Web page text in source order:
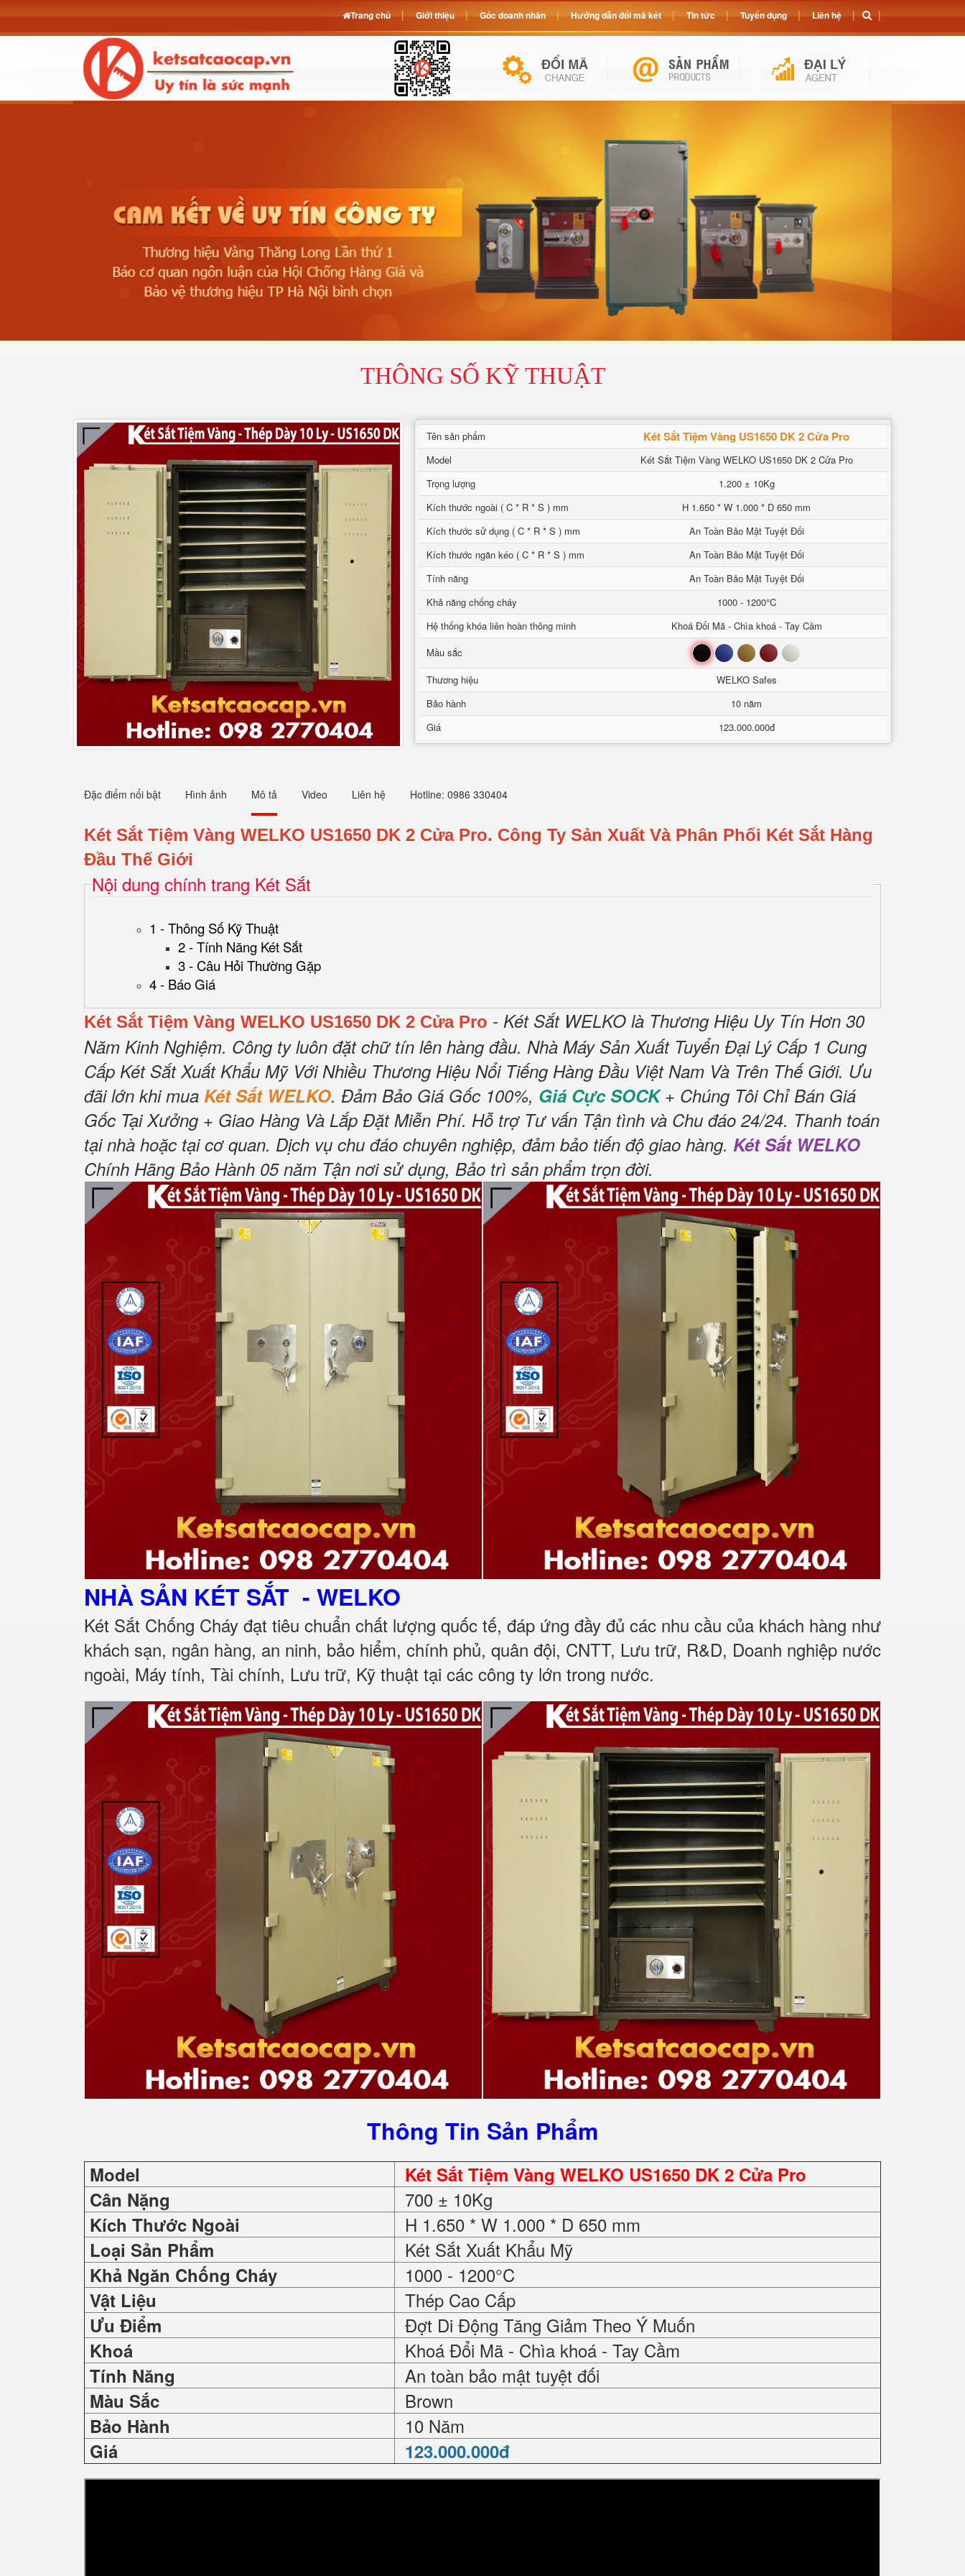
THÔNG SỐ KỸ THUẬT
Tên sản phẩm Két Sắt Tiệm Vàng US1650 DK 2 Cửa Pro
Model
Két Sắt Tiệm Vàng WELKO US1650 DK 2 Cửa Pro
Trọng lượng
1.200 ± 10Kg
Kích thước ngoài ( C * R * S ) mm
H 1.650 * W 1.000 * D 650 mm
Kích thước sử dụng ( C * R * S ) mm
An Toàn Bảo Mật Tuyệt Đối
Kích thước ngăn kéo ( C * R * S ) mm
An Toàn Bảo Mật Tuyệt Đối
Tính năng
An Toàn Bảo Mật Tuyệt Đối
Khả năng chống cháy
1000 - 1200°C
Hệ thống khóa liên hoàn thông minh
Khoá Đổi Mã - Chìa khoá - Tay Cầm
Mầu sắc
Đen Xanh Nâu Đỏ Trắng
Thương hiệu
WELKO Safes
Bảo hành
10 năm
Giá
123.000.000đ
Đặc điểm nổi bật Hình ảnh Mô tả Video Liên hệ Hotline: 0986 330404
Két Sắt Tiệm Vàng WELKO US1650 DK 2 Cửa Pro. Công Ty Sản Xuất Và Phân Phối Két Sắt Hàng
Đầu Thế Giới
Nội dung chính trang Két Sắt
1 - Thông Số Kỹ Thuật
2 - Tính Năng Két Sắt
3 - Câu Hỏi Thường Gặp
4 - Báo Giá
Két Sắt Tiệm Vàng WELKO US1650 DK 2 Cửa Pro - Két Sắt WELKO là Thương Hiệu Uy Tín Hơn 30
Năm Kinh Nghiệm. Công ty luôn đặt chữ tín lên hàng đầu. Nhà Máy Sản Xuất Tuyển Đại Lý Cấp 1 Cung
Cấp Két Sắt Xuất Khẩu Mỹ Với Nhiều Thương Hiệu Nổi Tiếng Hàng Đầu Việt Nam Và Trên Thế Giới. Ưu
đãi lớn khi mua Két Sắt WELKO. Đảm Bảo Giá Gốc 100%, Giá Cực SOCK+ Chúng Tôi Chỉ Bán Giá
Gốc Tại Xưởng + Giao Hàng Và Lắp Đặt Miễn Phí. Hỗ trợ Tư vấn Tận tình và Chu đáo 24/24. Thanh toán
tại nhà hoặc tại cơ quan. Dịch vụ chu đáo chuyên nghiệp, đảm bảo tiến độ giao hàng. Két Sắt WELKO
Chính Hãng Bảo Hành 05 năm Tận nơi sử dụng, Bảo trì sản phẩm trọn đời.
NHÀ SẢN KÉT SẮT - WELKO
Két Sắt Chống Cháy đạt tiêu chuẩn chất lượng quốc tế, đáp ứng đầy đủ các nhu cầu của khách hàng như
khách sạn, ngân hàng, an ninh, bảo hiểm, chính phủ, quân đội, CNTT, Lưu trữ, R&D, Doanh nghiệp nước
ngoài, Máy tính, Tài chính, Lưu trữ, Kỹ thuật tại các công ty lớn trong nước.
Thông Tin Sản Phẩm
Model
Két Sắt Tiệm Vàng WELKO US1650 DK 2 Cửa Pro
Cân Nặng
700 ± 10Kg
Kích Thước Ngoài H 1.650 * W 1.000 * D 650 mm
Loại Sản Phẩm Két Sắt Xuất Khẩu Mỹ
Khả Ngăn Chống Cháy 1000 - 1200°C
Vật Liệu Thép Cao Cấp
Ưu Điểm Đợt Di Động Tăng Giảm Theo Ý Muốn
Khoá Khoá Đổi Mã - Chìa khoá - Tay Cầm
Tính Năng An toàn bảo mật tuyệt đối
Màu Sắc Brown
Bảo Hành 10 Năm
Giá 123.000.000đ
Trang chủ Giới thiệu Góc doanh nhân Hướng dẫn đổi mã két Tin tức Tuyển dụng Liên hệ